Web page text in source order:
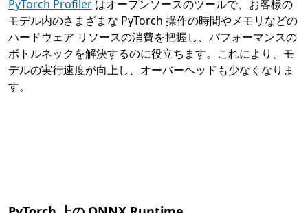
PyTorch Profiler はオープンソースのツールで、お客様の
モデル内のさまざまな PyTorch 操作の時間やメモリなどの
ハードウェア リソースの消費を把握し、パフォーマンスの
ボトルネックを解決するのに役立ちます。これにより、モ
デルの実行速度が向上し、オーバーヘッドも少なくなりま
す。